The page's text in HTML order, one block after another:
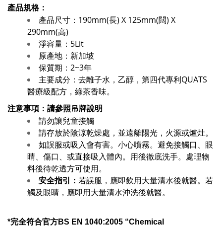
產品規格：
產品尺寸：190mm(長) X 125mm(闊) X
290mm(高)
淨容量：5Lit
原產地：新加坡
保質期：2~3年
主要成分：去離子水，乙醇，第四代專利QUATS
醫療級配方，綠茶香味。
注意事項：請參照吊牌說明
請勿讓兒童接觸
請存放於陰涼乾燥處，並遠離陽光，火源或爐灶。
如誤服或吸入會有害。小心噴霧。避免接觸口、眼
睛、傷口、或直接吸入體內。用後徹底洗手。處理物
料後待乾透方可使用。
安全指引： 若誤服，應即飲用大量清水後就醫。若
觸及眼睛，應即用大量清水沖洗後就醫。
*完全符合官方BS EN 1040:2005 “Chemical